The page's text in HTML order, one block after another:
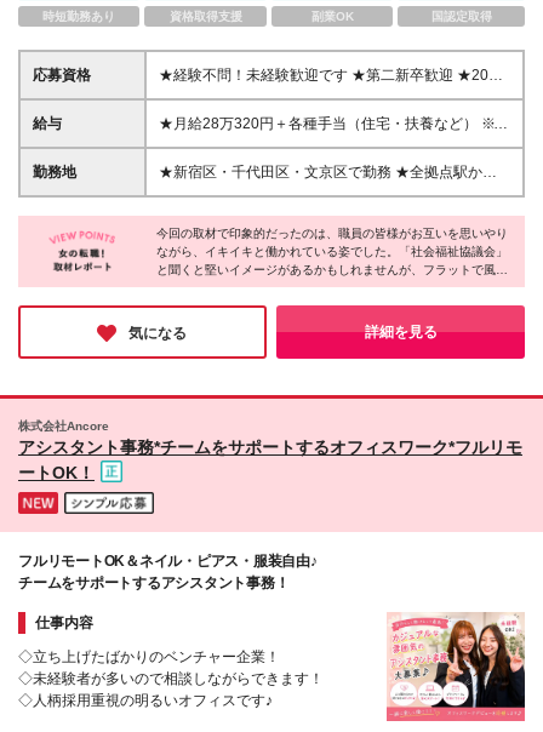
時短勤務あり
資格取得支援 副業OK 国認定取得
応募資格
★経験不問！未経験歓迎です ★第二新卒歓迎 ★20代
～60代まで幅広い層が活躍♪ ＊…必須条件…＊ ◇専
門・短大・大学卒以上 ◇基礎的なPCスキル └Word・
できる方を想定 ＊…こんな方大歓迎…＊ ◇周囲と協
力しながら業務を進められる方 ◇福祉に関して興
ある方 ＊…入社後は…＊ 働きながら、資格の取得を
目指す職員も多数。 公共性の高い事業のため、各種
関係機関と協力して仕事をします。都内の福祉施設や
団体と関わり、福祉分野全体の理解を高めることが可
給与
★月給28万320円＋各種手当（住宅・扶養など） ※上
記金額には「地域手当（4万6720円）」を含みます ※
残業代全額支給 ※試用期間はありません ＊…手当が
勤務地
★新宿区・千代田区・文京区で勤務 ★全拠点駅から
近い！ ★全拠点で複数路線利用可能♪ 下記いずれかの
拠点に配属となります。 【東京都社会福祉協議会 事
務局】 東京都新宿区神楽河岸1-1 セントラルプラザ
4・5・10階 【東京都福祉人材センター 人材情報室】
東京都千代田区飯田橋3-10-3 東京しごとセンター7階
【飯田橋ビル事務室】 東京都新宿区揚場町1-18 飯田
橋ビル4階 【東京都福祉人材センター 研修室】 東京
都文京区小日向4-1-6 東京都社会福祉保健医療研修セ
今回の取材で印象的だったのは、職員の皆様がお互いを思いやり
ながら、イキイキと働かれている姿でした。「社会福祉協議会」
と聞くと堅いイメージがあるかもしれませんが、フラットで風通
しが良く、新しい意見も積極的に取り入れる柔軟な社風が根付い
ているとのこと。
福祉の世界を支えるやりがいの大きな仕事です。安定した環境で
新たなスタートを切りたい方に、自信を持っておすすめできま
す！
気になる 詳細を見る
株式会社Ancore
アシスタント事務*チームをサポートするオフィスワーク*フルリモ
ートOK！
フルリモートOK＆ネイル・ピアス・服装自由♪
チームをサポートするアシスタント事務！
仕事内容
◇立ち上げたばかりのベンチャー企業！
◇未経験者が多いので相談しながらできます！
◇人柄採用重視の明るいオフィスです♪